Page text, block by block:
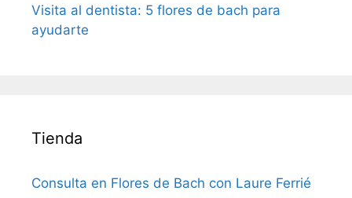
Visita al dentista: 5 flores de bach para
ayudarte
Tienda
Consulta en Flores de Bach con Laure Ferrié